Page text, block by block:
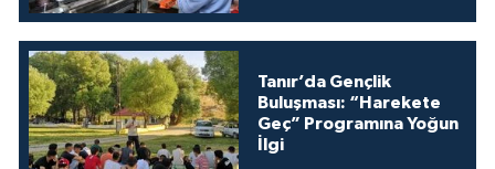
Tanır’da Gençlik
Buluşması: “Harekete
Geç” Programına Yoğun
İlgi